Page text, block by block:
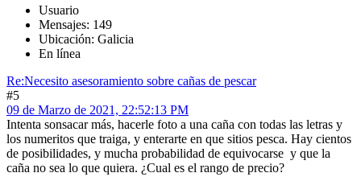
Usuario
Mensajes: 149
Ubicación: Galicia
En línea
Re:Necesito asesoramiento sobre cañas de pescar
#5
09 de Marzo de 2021, 22:52:13 PM
Intenta sonsacar más, hacerle foto a una caña con todas las letras y
los numeritos que traiga, y enterarte en que sitios pesca. Hay cientos
de posibilidades, y mucha probabilidad de equivocarse y que la
caña no sea lo que quiera. ¿Cual es el rango de precio?